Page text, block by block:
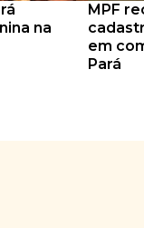
na
MPF
em
Pará